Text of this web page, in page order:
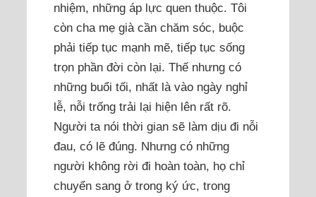
nhiệm, những áp lực quen thuộc. Tôi
còn cha mẹ già cần chăm sóc, buộc
phải tiếp tục mạnh mẽ, tiếp tục sống
trọn phần đời còn lại. Thế nhưng có
những buổi tối, nhất là vào ngày nghỉ
lễ, nỗi trống trải lại hiện lên rất rõ.
Người ta nói thời gian sẽ làm dịu đi nỗi
đau, có lẽ đúng. Nhưng có những
người không rời đi hoàn toàn, họ chỉ
chuyển sang ở trong ký ức, trong